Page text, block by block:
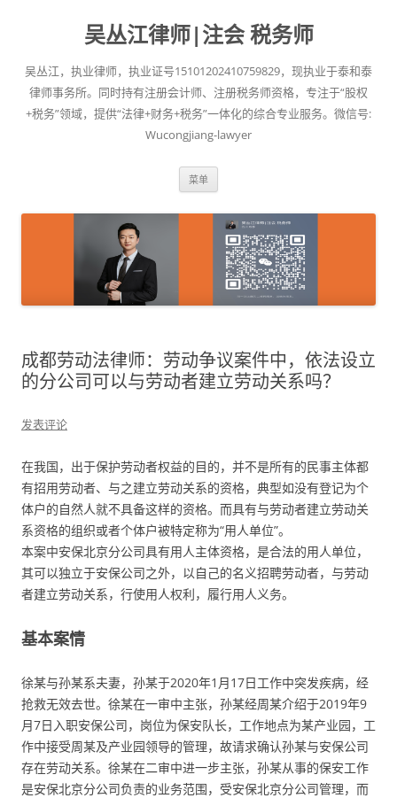
吴丛江律师|注会 税务师
吴丛江，执业律师，执业证号15101202410759829，现执业于泰和泰
律师事务所。同时持有注册会计师、注册税务师资格，专注于“股权
+税务”领域，提供“法律+财务+税务”一体化的综合专业服务。微信号:
Wucongjiang-lawyer
菜单
文
成都劳动法律师：劳动争议案件中，依法设立
的分公司可以与劳动者建立劳动关系吗？
发表评论
在我国，出于保护劳动者权益的目的，并不是所有的民事主体都
有招用劳动者、与之建立劳动关系的资格，典型如没有登记为个
体户的自然人就不具备这样的资格。而具有与劳动者建立劳动关
系资格的组织或者个体户被特定称为“用人单位”。
本案中安保北京分公司具有用人主体资格，是合法的用人单位，
其可以独立于安保公司之外，以自己的名义招聘劳动者，与劳动
者建立劳动关系，行使用人权利，履行用人义务。
基本案情
徐某与孙某系夫妻，孙某于2020年1月17日工作中突发疾病，经
抢救无效去世。徐某在一审中主张，孙某经周某介绍于2019年9
月7日入职安保公司，岗位为保安队长，工作地点为某产业园，工
作中接受周某及产业园领导的管理，故请求确认孙某与安保公司
存在劳动关系。徐某在二审中进一步主张，孙某从事的保安工作
是安保北京分公司负责的业务范围，受安保北京分公司管理，而